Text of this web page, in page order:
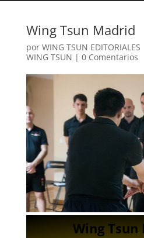
Wing Tsun Madrid
por WING TSUN EDITORIALES
WING TSUN | 0 Comentarios
Wing